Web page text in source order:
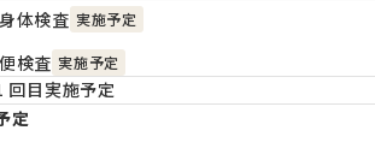
身体検査 実施予定
便検査 実施予定
回目実施予定
定